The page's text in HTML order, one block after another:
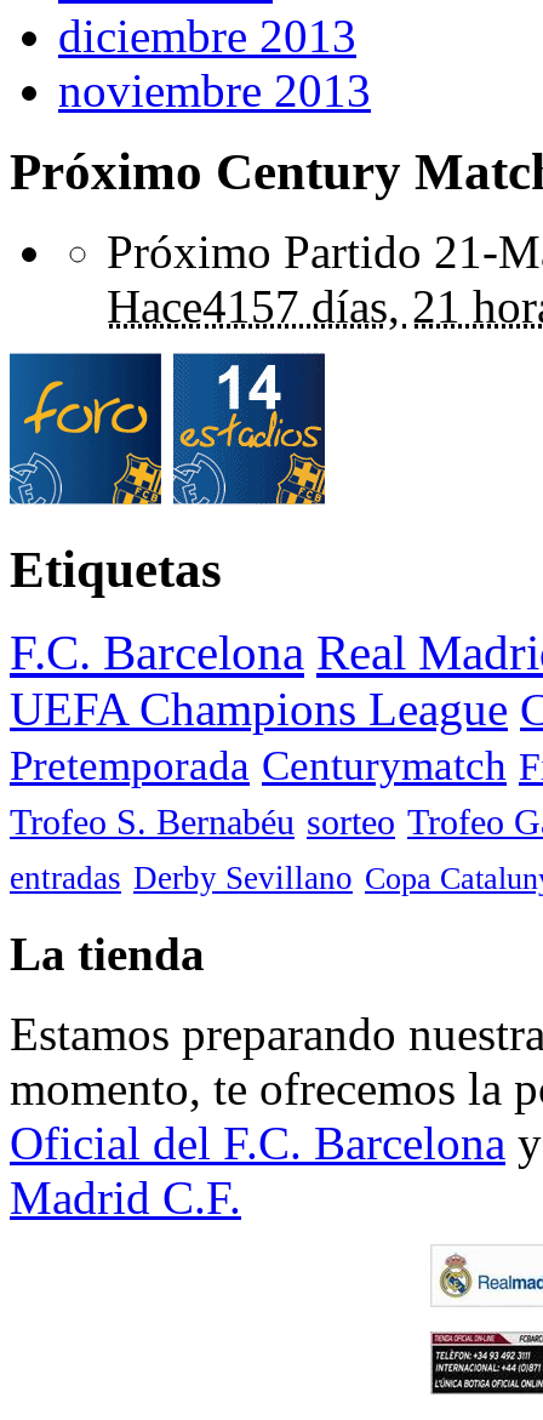
diciembre 2013
noviembre 2013
Próximo Century
Próximo Partido 21-
Hace4157 días, 21
Etiquetas
F.C. Barcelona Real
UEFA Champions League
Pretemporada Centurymatch
Trofeo S. Bernabéu sorteo Trofeo
entradas Derby Sevillano Copa
La tienda
Estamos preparando
momento, te ofrecemos la
Oficial del F.C. Barcelona
Madrid C.F.